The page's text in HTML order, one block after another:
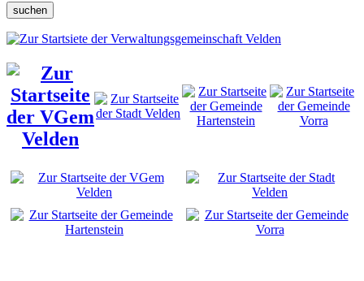
suchen